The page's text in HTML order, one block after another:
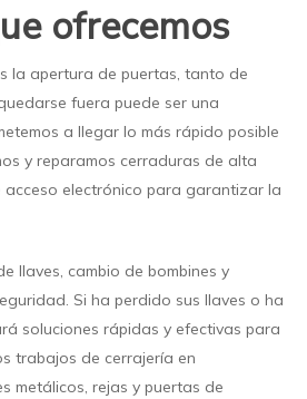
ofrecemos
la apertura de puertas, tanto de
fuera puede ser una
a llegar lo más rápido posible
y reparamos cerraduras de alta
acceso electrónico para garantizar la
llaves, cambio de bombines y
Si ha perdido sus llaves o ha
soluciones rápidas y efectivas para
trabajos de cerrajería en
metálicos, rejas y puertas de